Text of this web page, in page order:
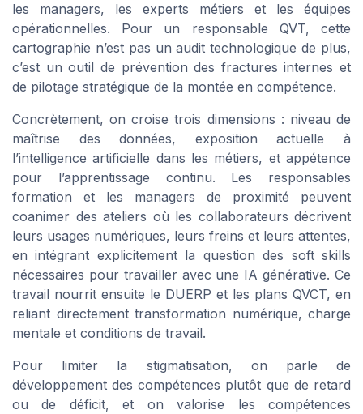
les managers, les experts métiers et les équipes
opérationnelles. Pour un responsable QVT, cette
cartographie n’est pas un audit technologique de plus,
c’est un outil de prévention des fractures internes et
de pilotage stratégique de la montée en compétence.
Concrètement, on croise trois dimensions : niveau de
maîtrise des données, exposition actuelle à
l’intelligence artificielle dans les métiers, et appétence
pour l’apprentissage continu. Les responsables
formation et les managers de proximité peuvent
coanimer des ateliers où les collaborateurs décrivent
leurs usages numériques, leurs freins et leurs attentes,
en intégrant explicitement la question des soft skills
nécessaires pour travailler avec une IA générative. Ce
travail nourrit ensuite le DUERP et les plans QVCT, en
reliant directement transformation numérique, charge
mentale et conditions de travail.
Pour limiter la stigmatisation, on parle de
développement des compétences plutôt que de retard
ou de déficit, et on valorise les compétences